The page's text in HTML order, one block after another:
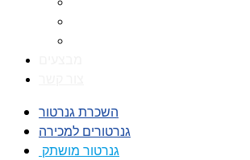
השכרת גנרטור
גנרטורים למכירה
גנרטור מושתק